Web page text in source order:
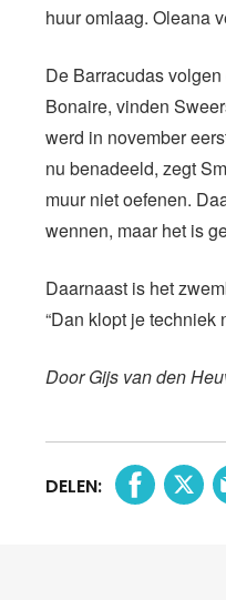
huur omlaag. Oleana
De Barracudas
Bonaire, vinden
werd in november
nu benadeeld, zegt
muur niet oefenen.
wennen, maar het is
Daarnaast is het
“Dan klopt je techniek
Door Gijs van den
DELEN: